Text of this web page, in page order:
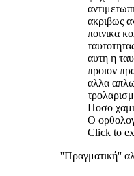
ακριβως
ποινικα
αυτη η
προιον
αλλα
Ποσο
Ο
Click to
''Πραγματική''